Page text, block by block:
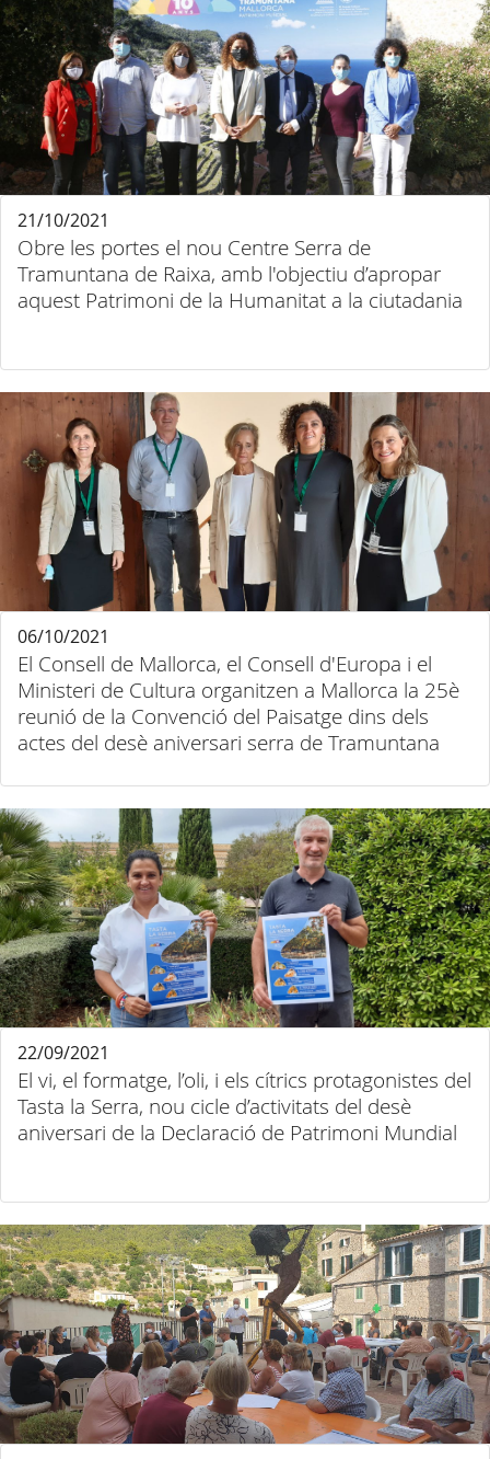
Obre les portes el nou Centre Serra de
Tramuntana de Raixa, amb l'objectiu d’apropar
aquest Patrimoni de la Humanitat a la ciutadania
21/10/2021
El Consell de Mallorca, el Consell d'Europa i el
Ministeri de Cultura organitzen a Mallorca la 25è
reunió de la Convenció del Paisatge dins dels
actes del desè aniversari serra de Tramuntana
06/10/2021
El vi, el formatge, l’oli, i els cítrics protagonistes del
Tasta la Serra, nou cicle d’activitats del desè
aniversari de la Declaració de Patrimoni Mundial
22/09/2021